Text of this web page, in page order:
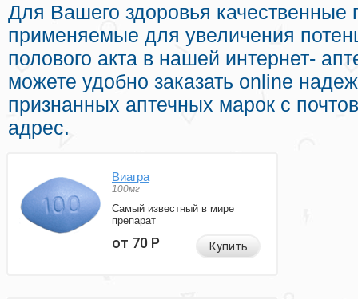
Для Вашего здоровья качественные
применяемые для увеличения
полового акта в нашей интернет-
можете удобно заказать online
признанных аптечных марок с
адрес.
Виагра
100мг
Самый известный в мире
препарат
от 70Р Купить